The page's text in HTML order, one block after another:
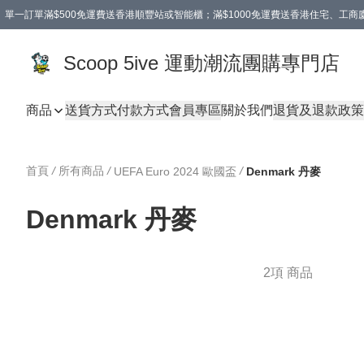
單一訂單滿$500免運費送香港順豐站或智能櫃；滿$1000免運費送香港住宅、工商
Scoop 5ive 運動潮流團購專門店
商品 送貨方式付款方式會員專區關於我們退貨及退款政策
首頁 / 所有商品 / UEFA Euro 2024 歐國盃 / Denmark 丹麥
Denmark 丹麥
2項 商品